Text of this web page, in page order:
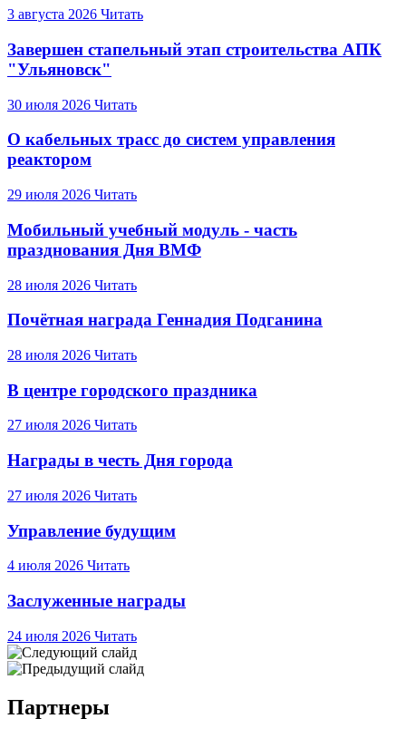
3 августа 2026 Читать
Завершен стапельный этап строительства АПК
"Ульяновск"
30 июля 2026 Читать
О кабельных трасс до систем управления
реактором
29 июля 2026 Читать
Мобильный учебный модуль - часть
празднования Дня ВМФ
28 июля 2026 Читать
Почётная награда Геннадия Подганина
28 июля 2026 Читать
В центре городского праздника
27 июля 2026 Читать
Награды в честь Дня города
27 июля 2026 Читать
Управление будущим
4 июля 2026 Читать
Заслуженные награды
24 июля 2026 Читать
Партнеры